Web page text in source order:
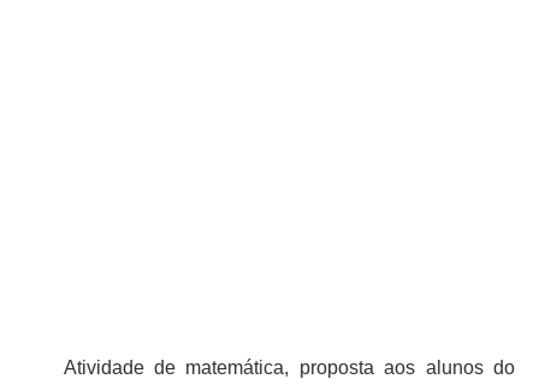
Atividade de matemática, proposta aos alunos do